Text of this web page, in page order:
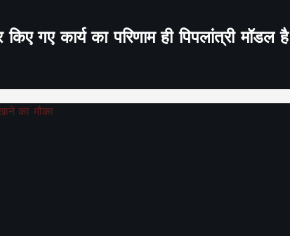
गए कार्य का परिणाम ही पिपलांत्री मॉडल है